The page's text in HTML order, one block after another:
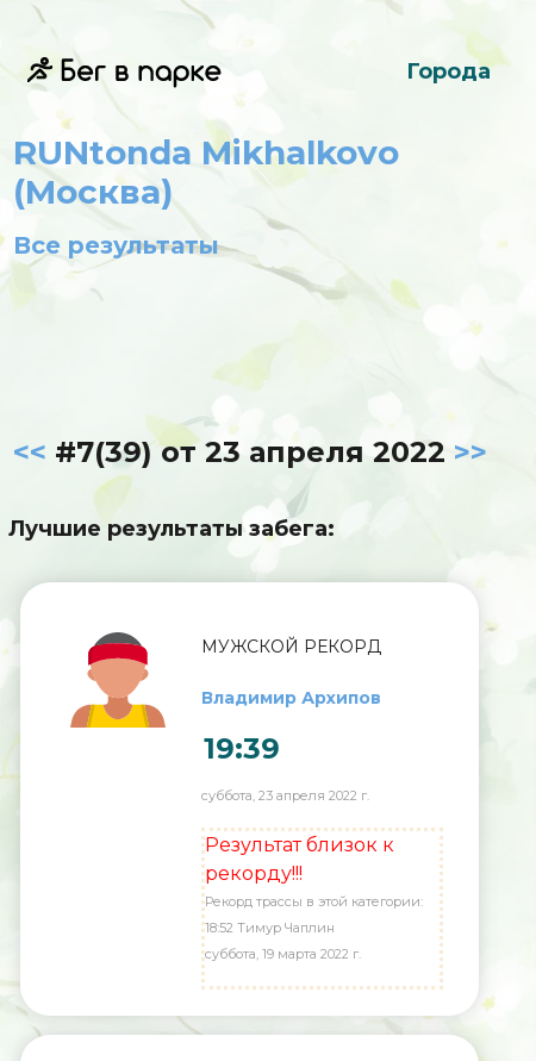
Города
RUNtonda Mikhalkovo
(Москва)
Все результаты
<< #7(39) от 23 апреля 2022 >>
Лучшие результаты забега:
МУЖСКОЙ РЕКОРД
Владимир Архипов
19:39
суббота, 23 апреля 2022 г.
Результат близок к
рекорду!!!
Рекорд трассы в этой категории:
18:52 Тимур Чаплин
суббота, 19 марта 2022 г.